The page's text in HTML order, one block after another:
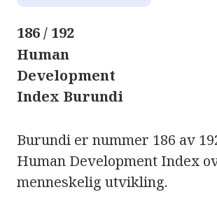
186 / 192
Human
Development
Index Burundi
Burundi er nummer 186 av
Human Development Index
menneskelig utvikling.